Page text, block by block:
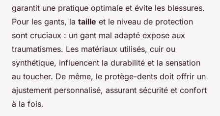
garantit une pratique optimale et évite les blessures.
Pour les gants, la taille et le niveau de protection
sont cruciaux : un gant mal adapté expose aux
traumatismes. Les matériaux utilisés, cuir ou
synthétique, influencent la durabilité et la sensation
au toucher. De même, le protège-dents doit offrir un
ajustement personnalisé, assurant sécurité et confort
à la fois.